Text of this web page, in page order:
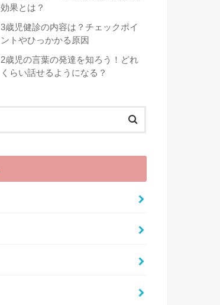
効果とは？
3歳児健診の内容は？チェックポイ
ントやひっかかる原因
2歳児の言葉の発達を知ろう！どれ
くらい話せるようになる？